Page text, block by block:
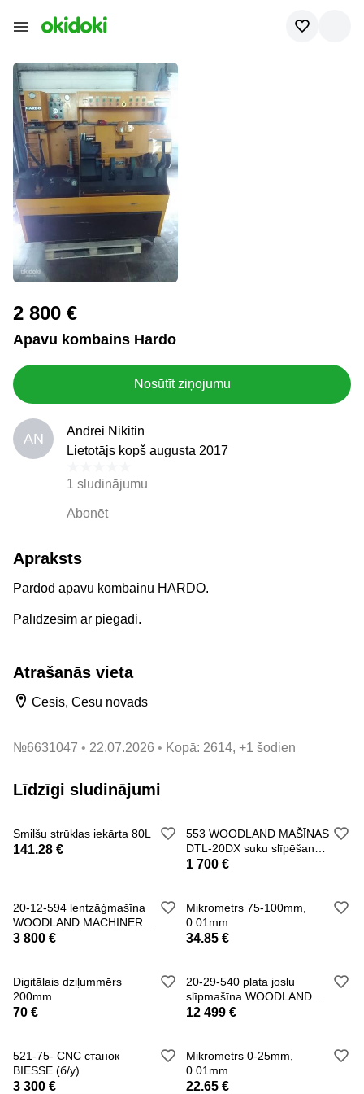
2 800 €
Apavu kombains Hardo
Nosūtīt ziņojumu
AN
Andrei Nikitin
Lietotājs kopš augusta 2017
1 sludinājumu
Abonēt
Apraksts
Pārdod apavu kombainu HARDO.
Palīdzēsim ar piegādi.
Atrašanās vieta
Cēsis, Cēsu novads
№6631047 22.07.2026 Kopā: 2614, +1 šodien
Līdzīgi sludinājumi
Smilšu strūklas iekārta 80L
141.28 €
553 WOODLAND MAŠĪNAS
DTL-20DX suku slīpēšanas
mašīna(jauna)
1 700 €
20-12-594 lentzāģmašīna
WOODLAND MACHINERY
800 (jauna)
3 800 €
Mikrometrs 75-100mm,
0.01mm
34.85 €
Digitālais dziļummērs
200mm
70 €
20-29-540 plata joslu
slīpmašīna WOODLAND
MACHINERY (jauna)
12 499 €
521-75- CNC станок
BIESSE (б/у)
3 300 €
Mikrometrs 0-25mm,
0.01mm
22.65 €